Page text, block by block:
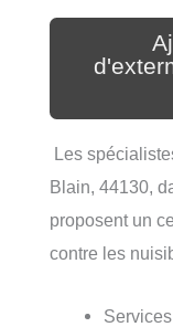
Les
Blain, 44130,
proposent un
contre les